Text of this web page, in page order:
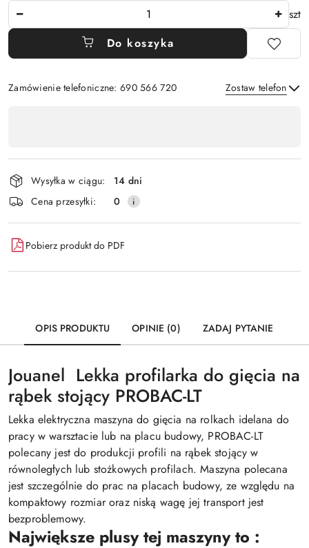
szt
Do koszyka
Zamówienie telefoniczne: 690 566 720 Zostaw telefon
płatność
i
dostawa
Wysyłka w ciągu:
14 dni
Cena przesyłki:
0
Pobierz produkt do PDF
OPIS PRODUKTU OPINIE (0) ZADAJ PYTANIE
Jouanel Lekka profilarka do gięcia na
rąbek stojący PROBAC-LT
Lekka elektryczna maszyna do gięcia na rolkach idelana do
pracy w warsztacie lub na placu budowy, PROBAC-LT
polecany jest do produkcji profili na rąbek stojący w
równoległych lub stożkowych profilach. Maszyna polecana
jest szczególnie do prac na placach budowy, ze względu na
kompaktowy rozmiar oraz niską wagę jej transport jest
bezproblemowy.
Największe plusy tej maszyny to :